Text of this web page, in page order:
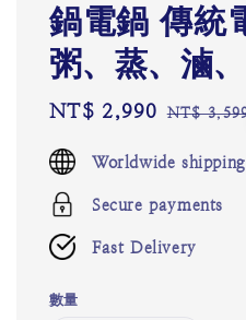
鍋電鍋 傳統
粥、蒸、滷
Sale
NT$ 2,990 Regular
NT$
Worldwide shipping
Secure payments
Fast Delivery
數量